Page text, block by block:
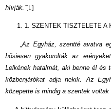
hívják.”[1]
1. 1. SZENTEK TISZTELETE A
„Az Egyház, szentté avatva
hősiesen gyakorolták az
Lelkének hatalmát, aki benne él és
közbenjárókat adja nekik. Az
közepette is mindig a szentek